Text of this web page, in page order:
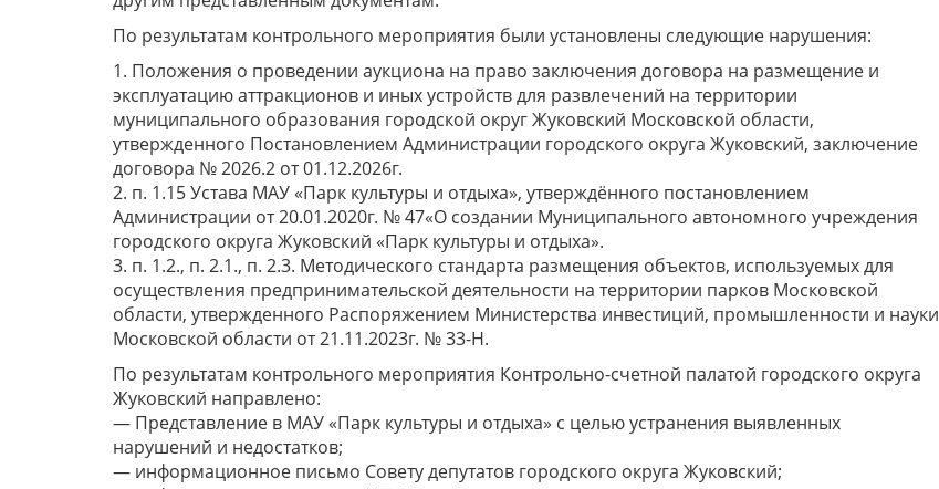
По результатам контрольного мероприятия были установлены следующие нарушения:
1. Положения о проведении аукциона на право заключения договора на размещение и
эксплуатацию аттракционов и иных устройств для развлечений на территории
муниципального образования городской округ Жуковский Московской области,
утвержденного Постановлением Администрации городского округа Жуковский, заключение
договора № 2026.2 от 01.12.2026г.
2. п. 1.15 Устава МАУ «Парк культуры и отдыха», утверждённого постановлением
Администрации от 20.01.2020г. № 47«О создании Муниципального автономного учреждения
городского округа Жуковский «Парк культуры и отдыха».
3. п. 1.2., п. 2.1., п. 2.3. Методического стандарта размещения объектов, используемых для
осуществления предпринимательской деятельности на территории парков Московской
области, утвержденного Распоряжением Министерства инвестиций, промышленности и науки
Московской области от 21.11.2023г. № 33-Н.
По результатам контрольного мероприятия Контрольно-счетной палатой городского округа
Жуковский направлено:
— Представление в МАУ «Парк культуры и отдыха» с целью устранения выявленных
нарушений и недостатков;
— информационное письмо Совету депутатов городского округа Жуковский;